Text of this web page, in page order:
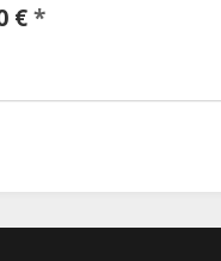
€*